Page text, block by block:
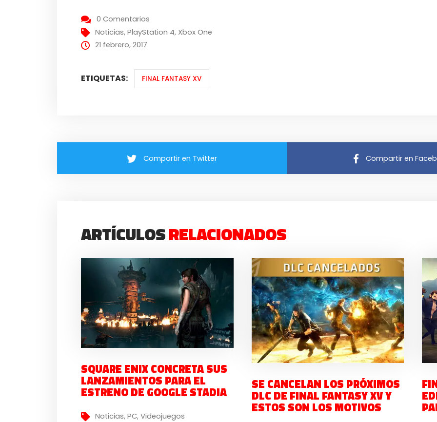
0 Comentarios
Noticias,PlayStation 4, Xbox One
21 febrero, 2017
ETIQUETAS: FINAL FANTASY XV
Compartir en Twitter Compartir en
ARTÍCULOSRELACIONADOS
SQUARE ENIX CONCRETA SUS
LANZAMIENTOS PARA EL
ESTRENO DE GOOGLE STADIA
Noticias,PC,Videojuegos
SE CANCELAN LOS PRÓXIMOS
DLC DE FINAL FANTASY XV Y
ESTOS SON LOS MOTIVOS